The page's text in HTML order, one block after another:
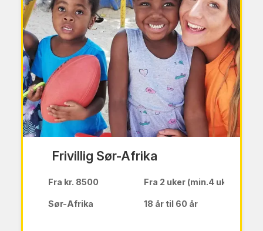
Frivillig Sør-Afrika
Fra kr. 8500 Fra 2 uker (min.4 uker på
Sør-Afrika 18 år til 60 år